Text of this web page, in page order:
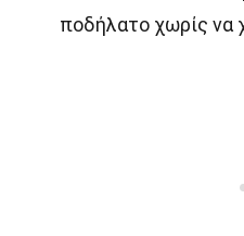
ποδήλατο χωρίς να